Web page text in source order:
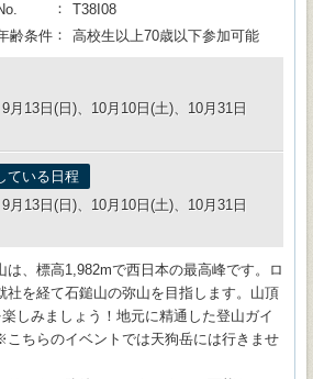
T38I08
齢条件
高校生以上70歳以下参加可能
月13日(日)、10月10日(土)、10月31日
ている日程
月13日(日)、10月10日(土)、10月31日
は、標高1,982mで西日本の最高峰です。ロ
社を経て石鎚山の弥山を目指します。山頂
しみましょう！地元に精通した登山ガイ
こちらのイベントでは天狗岳には行きませ